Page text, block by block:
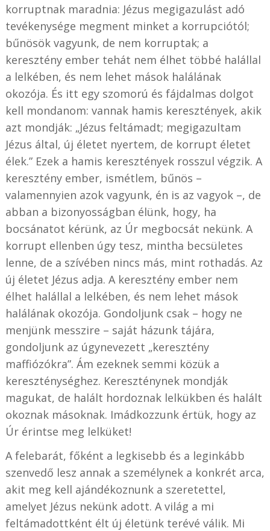
korruptnak maradnia: Jézus megigazulást adó
tevékenysége megment minket a korrupciótól;
bűnösök vagyunk, de nem korruptak; a
keresztény ember tehát nem élhet többé halállal
a lelkében, és nem lehet mások halálának
okozója. És itt egy szomorú és fájdalmas dolgot
kell mondanom: vannak hamis keresztények, akik
azt mondják: „Jézus feltámadt; megigazultam
Jézus által, új életet nyertem, de korrupt életet
élek.” Ezek a hamis keresztények rosszul végzik. A
keresztény ember, ismétlem, bűnös –
valamennyien azok vagyunk, én is az vagyok –, de
abban a bizonyosságban élünk, hogy, ha
bocsánatot kérünk, az Úr megbocsát nekünk. A
korrupt ellenben úgy tesz, mintha becsületes
lenne, de a szívében nincs más, mint rothadás. Az
új életet Jézus adja. A keresztény ember nem
élhet halállal a lelkében, és nem lehet mások
halálának okozója. Gondoljunk csak – hogy ne
menjünk messzire – saját házunk tájára,
gondoljunk az úgynevezett „keresztény
maffiózókra”. Ám ezeknek semmi közük a
kereszténységhez. Kereszténynek mondják
magukat, de halált hordoznak lelkükben és halált
okoznak másoknak. Imádkozzunk értük, hogy az
Úr érintse meg lelküket!
A felebarát, főként a legkisebb és a leginkább
szenvedő lesz annak a személynek a konkrét arca,
akit meg kell ajándékoznunk a szeretettel,
amelyet Jézus nekünk adott. A világ a mi
feltámadottként élt új életünk terévé válik. Mi